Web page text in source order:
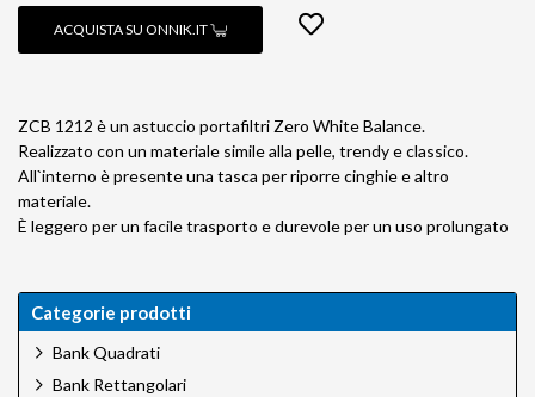
ACQUISTA SU ONNIK.IT
ZCB 1212 è un astuccio portafiltri Zero White Balance.
Realizzato con un materiale simile alla pelle, trendy e classico.
All`interno è presente una tasca per riporre cinghie e altro
materiale.
È leggero per un facile trasporto e durevole per un uso prolungato
Categorie prodotti
Bank Quadrati
Bank Rettangolari